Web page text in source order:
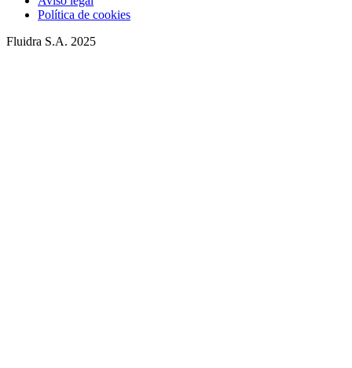
Política de cookies
Fluidra S.A. 2025